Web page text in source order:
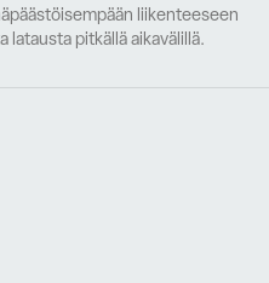
liikenteeseen
pitkällä aikavälillä.